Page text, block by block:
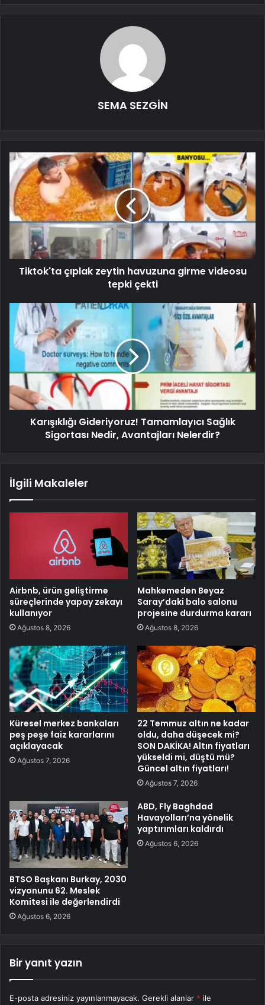
SEMA SEZGİN
Tiktok'ta çıplak zeytin havuzuna girme videosu
tepki çekti
Karışıklığı Gideriyoruz! Tamamlayıcı Sağlık
Sigortası Nedir, Avantajları Nelerdir?
İlgili Makaleler
Airbnb, ürün geliştirme
süreçlerinde yapay zekayı
kullanıyor
Ağustos 8, 2026
Mahkemeden Beyaz
Saray’daki balo salonu
projesine durdurma kararı
Ağustos 8, 2026
Küresel merkez bankaları
peş peşe faiz kararlarını
açıklayacak
Ağustos 7, 2026
22 Temmuz altın ne kadar
oldu, daha düşecek mi?
SON DAKİKA! Altın fiyatları
yükseldi mi, düştü mü?
Güncel altın fiyatları!
Ağustos 7, 2026
BTSO Başkanı Burkay, 2030
vizyonunu 62. Meslek
Komitesi ile değerlendirdi
Ağustos 6, 2026
ABD, Fly Baghdad
Havayolları’na yönelik
yaptırımları kaldırdı
Ağustos 6, 2026
Bir yanıt yazın
E-posta adresiniz yayınlanmayacak. Gerekli alanlar * ile